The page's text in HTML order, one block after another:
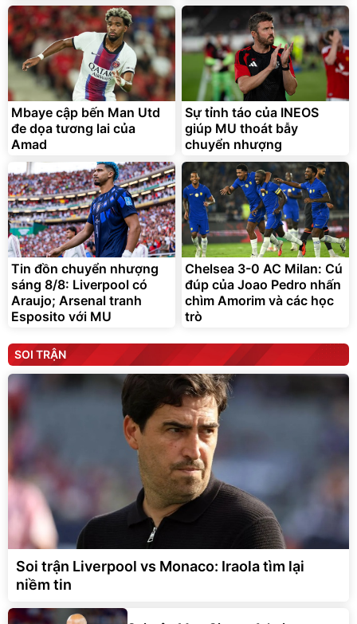
Mbaye cập bến Man Utd
đe dọa tương lai của
Amad
Sự tỉnh táo của INEOS
giúp MU thoát bẫy
chuyển nhượng
Tin đồn chuyển nhượng
sáng 8/8: Liverpool có
Araujo; Arsenal tranh
Esposito với MU
Chelsea 3-0 AC Milan: Cú
đúp của Joao Pedro nhấn
chìm Amorim và các học
trò
SOI TRẬN
Soi trận Liverpool vs Monaco: Iraola tìm lại
niềm tin